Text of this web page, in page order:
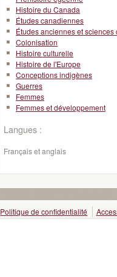
Histoire du Canada
Études canadiennes
Études anciennes et
Colonisation
Histoire culturelle
Histoire de l'Europe
Conceptions indigènes
Guerres
Femmes
Femmes et développement
Langues :
Français et anglais
Politique de confidentialité